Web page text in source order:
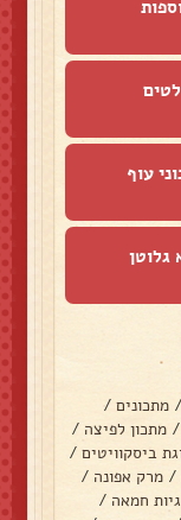
עוף
גלוטן
/ מתכונים /
/ מתכון לפיצה /
ביסקוויטים /
/ מרק אפונה /
חמאה /